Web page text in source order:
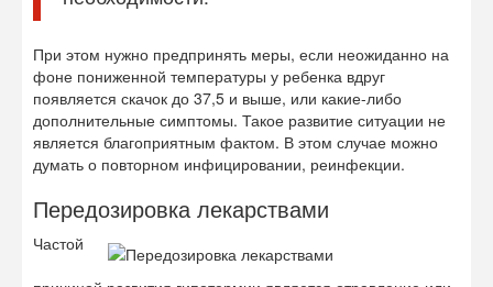
При этом нужно предпринять меры, если неожиданно на
фоне пониженной температуры у ребенка вдруг
появляется скачок до 37,5 и выше, или какие-либо
дополнительные симптомы. Такое развитие ситуации не
является благоприятным фактом. В этом случае можно
думать о повторном инфицировании, реинфекции.
Передозировка лекарствами
Частой